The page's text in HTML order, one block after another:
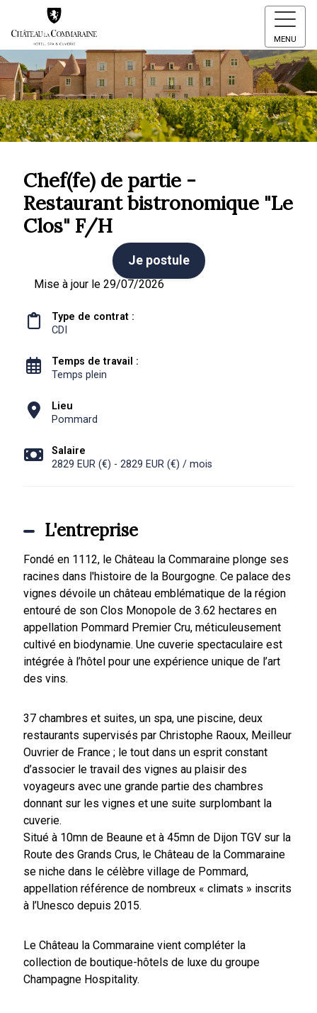
MENU
Chef(fe) de partie -
Restaurant bistronomique "Le
Clos" F/H
Je postule
Mise à jour le 29/07/2026
Type de contrat :
CDI
Temps de travail :
Temps plein
Lieu
Pommard
Salaire
2829 EUR (€) - 2829 EUR (€) / mois
L'entreprise
Fondé en 1112, le Château la Commaraine plonge ses
racines dans l'histoire de la Bourgogne. Ce palace des
vignes dévoile un château emblématique de la région
entouré de son Clos Monopole de 3.62 hectares en
appellation Pommard Premier Cru, méticuleusement
cultivé en biodynamie. Une cuverie spectaculaire est
intégrée à l’hôtel pour une expérience unique de l’art
des vins.
37 chambres et suites, un spa, une piscine, deux
restaurants supervisés par Christophe Raoux, Meilleur
Ouvrier de France ; le tout dans un esprit constant
d’associer le travail des vignes au plaisir des
voyageurs avec une grande partie des chambres
donnant sur les vignes et une suite surplombant la
cuverie.
Situé à 10mn de Beaune et à 45mn de Dijon TGV sur la
Route des Grands Crus, le Château de la Commaraine
se niche dans le célèbre village de Pommard,
appellation référence de nombreux « climats » inscrits
à l’Unesco depuis 2015.
Le Château la Commaraine vient compléter la
collection de boutique-hôtels de luxe du groupe
Champagne Hospitality.